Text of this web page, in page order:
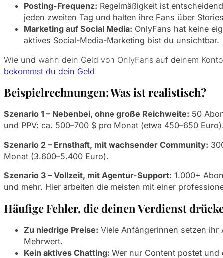
Posting-Frequenz: Regelmäßigkeit ist
jeden zweiten Tag und halten ihre Fans über
Marketing auf Social Media: OnlyFans hat keine
aktives Social-Media-Marketing bist du unsichtbar.
Wie und wann dein Geld von OnlyFans auf deinem
bekommst du dein Geld
Beispielrechnungen: Was ist realistisch?
Szenario 1 – Nebenbei, ohne große Reichweite: 50
und PPV: ca. 500–700 $ pro Monat (etwa 450–650
Szenario 2 – Ernsthaft, mit wachsender Community:
Monat (3.600–5.400 Euro).
Szenario 3 – Vollzeit, mit Agentur-Support: 1.000+
und mehr. Hier arbeiten die meisten mit einer
Häufige Fehler, die deinen Verdienst
Zu niedrige Preise: Viele Anfängerinnen setzen
Mehrwert.
Kein aktives Chatting: Wer nur Content postet und